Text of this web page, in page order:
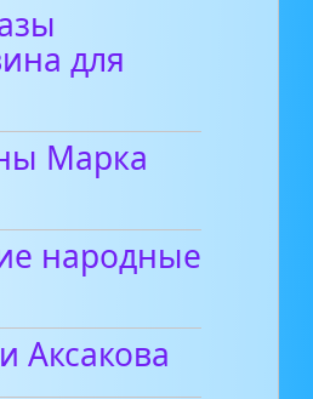
для
Марка
народные
Аксакова